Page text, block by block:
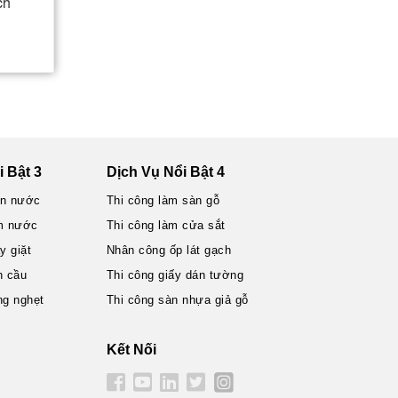
Bật 3
nước
nước
giặt
cầu
nghẹt
Dịch Vụ Nổi Bật 4
Thi công làm sàn gỗ
Thi công làm cửa sắt
Nhân công ốp lát gạch
Thi công giấy dán tường
Thi công sàn nhựa giả gỗ
Kết Nối